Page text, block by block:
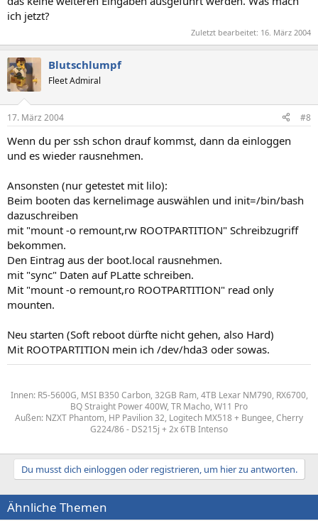
ich jetzt?
Zuletzt bearbeitet: 16. März 2004
Blutschlumpf
Fleet Admiral
17. März 2004 #8
Wenn du per ssh schon drauf kommst, dann da einloggen
und es wieder rausnehmen.
Ansonsten (nur getestet mit lilo):
Beim booten das kernelimage auswählen und init=/bin/bash
dazuschreiben
mit "mount -o remount,rw ROOTPARTITION" Schreibzugriff
bekommen.
Den Eintrag aus der boot.local rausnehmen.
mit "sync" Daten auf PLatte schreiben.
Mit "mount -o remount,ro ROOTPARTITION" read only
mounten.
Neu starten (Soft reboot dürfte nicht gehen, also Hard)
Mit ROOTPARTITION mein ich /dev/hda3 oder sowas.
Innen: R5-5600G, MSI B350 Carbon, 32GB Ram, 4TB Lexar NM790, RX6700,
BQ Straight Power 400W, TR Macho, W11 Pro
Außen: NZXT Phantom, HP Pavilion 32, Logitech MX518 + Bungee, Cherry
G224/86 - DS215j + 2x 6TB Intenso
Du musst dich einloggen oder registrieren, um hier zu antworten.
Ähnliche Themen